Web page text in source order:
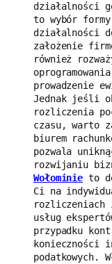
działalności
to wybór formy
działalności
założenie
również
prowadzenie
Jednak jeśli
rozliczenia
czasu, warto
biurem
pozwala
rozwijaniu
Wołominie to
Ci na
rozliczeniach
usług
przypadku
konieczności
podatkowych.